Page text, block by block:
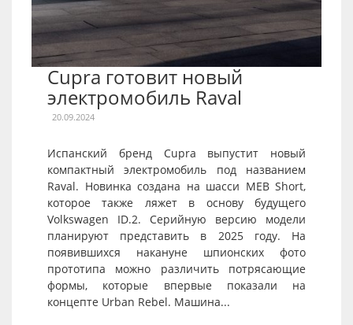
Cupra готовит новый
электромобиль Raval
20.09.2024
Испанский бренд Cupra выпустит новый
компактный электромобиль под названием
Raval. Новинка создана на шасси MEB Short,
которое также ляжет в основу будущего
Volkswagen ID.2. Серийную версию модели
планируют представить в 2025 году. На
появившихся накануне шпионских фото
прототипа можно различить потрясающие
формы, которые впервые показали на
концепте Urban Rebel. Машина...